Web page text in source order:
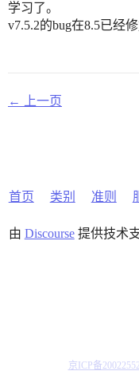
学习了。
v7.5.2的bug在8.5已经修
← 上一页
首页 类别 准则
由 Discourse提供技术
京ICP备